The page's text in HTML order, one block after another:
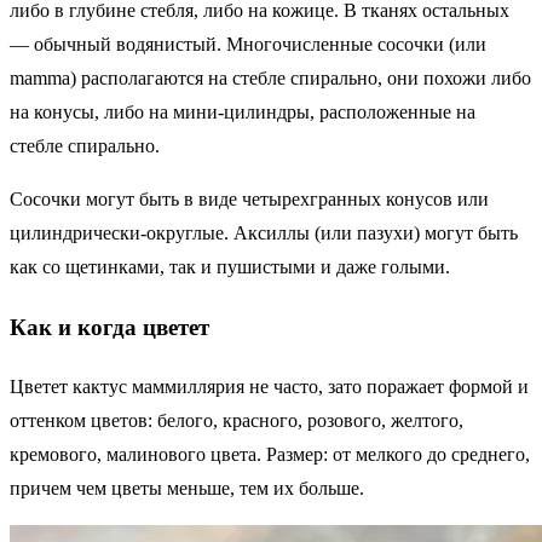
либо в глубине стебля, либо на кожице. В тканях остальных
— обычный водянистый. Многочисленные сосочки (или
mamma) располагаются на стебле спирально, они похожи либо
на конусы, либо на мини-цилиндры, расположенные на
стебле спирально.
Сосочки могут быть в виде четырехгранных конусов или
цилиндрически-округлые. Аксиллы (или пазухи) могут быть
как со щетинками, так и пушистыми и даже голыми.
Как и когда цветет
Цветет кактус маммиллярия не часто, зато поражает формой и
оттенком цветов: белого, красного, розового, желтого,
кремового, малинового цвета. Размер: от мелкого до среднего,
причем чем цветы меньше, тем их больше.